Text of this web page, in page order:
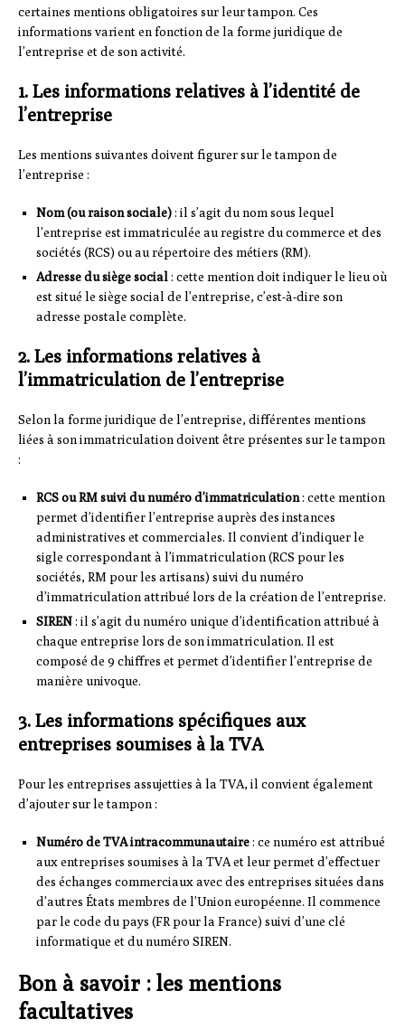
certaines mentions obligatoires sur leur tampon. Ces
informations varient en fonction de la forme juridique de
l’entreprise et de son activité.
1. Les informations relatives à l’identité de
l’entreprise
Les mentions suivantes doivent figurer sur le tampon de
l’entreprise :
Nom (ou raison sociale): il s’agit du nom sous lequel
l’entreprise est immatriculée au registre du commerce et des
sociétés (RCS) ou au répertoire des métiers (RM).
Adresse du siège social: cette mention doit indiquer le lieu où
est situé le siège social de l’entreprise, c’est-à-dire son
adresse postale complète.
2. Les informations relatives à
l’immatriculation de l’entreprise
Selon la forme juridique de l’entreprise, différentes mentions
liées à son immatriculation doivent être présentes sur le tampon
:
RCS ou RM suivi du numéro d’immatriculation: cette mention
permet d’identifier l’entreprise auprès des instances
administratives et commerciales. Il convient d’indiquer le
sigle correspondant à l’immatriculation (RCS pour les
sociétés, RM pour les artisans) suivi du numéro
d’immatriculation attribué lors de la création de l’entreprise.
SIREN: il s’agit du numéro unique d’identification attribué à
chaque entreprise lors de son immatriculation. Il est
composé de 9 chiffres et permet d’identifier l’entreprise de
manière univoque.
3. Les informations spécifiques aux
entreprises soumises à la TVA
Pour les entreprises assujetties à la TVA, il convient également
d’ajouter sur le tampon :
Numéro de TVA intracommunautaire: ce numéro est attribué
aux entreprises soumises à la TVA et leur permet d’effectuer
des échanges commerciaux avec des entreprises situées dans
d’autres États membres de l’Union européenne. Il commence
par le code du pays (FR pour la France) suivi d’une clé
informatique et du numéro SIREN.
Bon à savoir : les mentions
facultatives